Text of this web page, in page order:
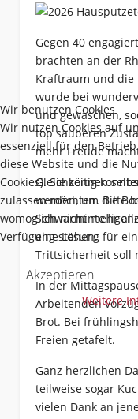
Gegen 40
brachten an der
Kraftraum und die
wurde bei
und gewaschen,
top sauberen
mehr Freude
Gleichzeitig
werden, um die
eine Lösung für
Trittsicherheit soll
In der
Arbeitenden
Brot. Bei
Freien getafelt.
Ganz herzlichen
teilweise sogar
vielen Dank an
Wir benutzen Cookies
Wir nutzen Cookies auf
essenziell für den
diese Website und die
Cookies). Sie können
zulassen möchten. Bitte
womöglich nicht mehr
Verfügung stehen.
Akzeptieren
Weitere